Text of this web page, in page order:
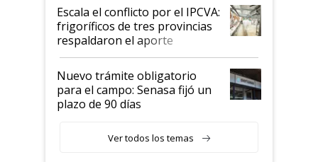
todavía hacen sufrir a estos
animales: "Mientras me
descalificaban, yo seguí
haciendo currículum"
Escala el conflicto por el IPCVA:
frigoríficos de tres provincias
respaldaron el aporte
obligatorio
Nuevo trámite obligatorio
para el campo: Senasa fijó un
plazo de 90 días
Ver todos los temas